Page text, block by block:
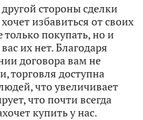
стороны сделки
избавиться от своих
покупать, но и
их нет. Благодаря
договора вам не
торговля доступна
что увеличивает
что почти всегда
купить у нас.